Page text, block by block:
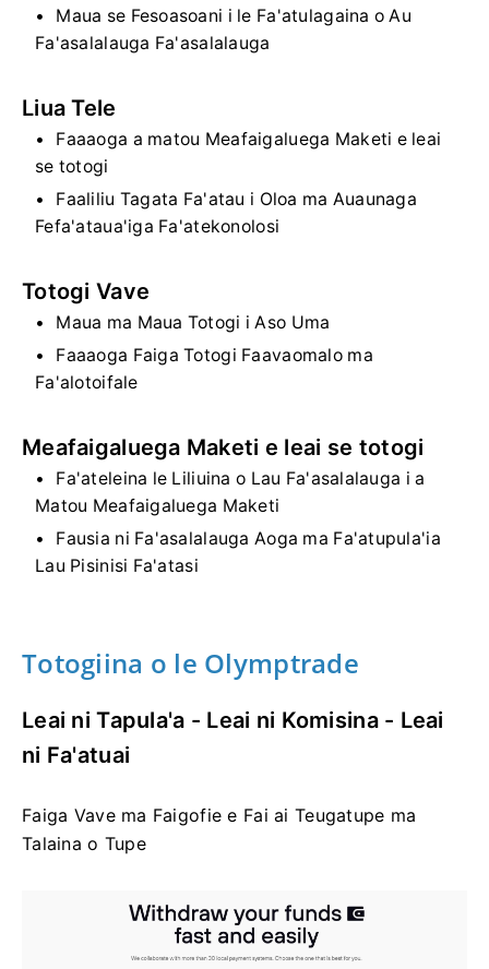
Maua se Fesoasoani i le Fa'atulagaina o Au
Fa'asalalauga Fa'asalalauga
Liua Tele
Faaaoga a matou Meafaigaluega Maketi e leai
se totogi
Faaliliu Tagata Fa'atau i Oloa ma Auaunaga
Fefa'ataua'iga Fa'atekonolosi
Totogi Vave
Maua ma Maua Totogi i Aso Uma
Faaaoga Faiga Totogi Faavaomalo ma
Fa'alotoifale
Meafaigaluega Maketi e leai se totogi
Fa'ateleina le Liliuina o Lau Fa'asalalauga i a
Matou Meafaigaluega Maketi
Fausia ni Fa'asalalauga Aoga ma Fa'atupula'ia
Lau Pisinisi Fa'atasi
Totogiina o le Olymptrade
Leai ni Tapula'a - Leai ni Komisina - Leai
ni Fa'atuai
Faiga Vave ma Faigofie e Fai ai Teugatupe ma
Talaina o Tupe